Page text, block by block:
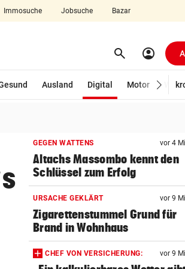
Immosuche Jobsuche Bazar
search Suchen
account_circle
Ausland Digital
Motor
GEGEN WATTENS vor 4
Altachs Massombo kennt den
Schlüssel zum Erfolg
URSACHE GEKLÄRT vor 9
Zigarettenstummel Grund für
Brand in Wohnhaus
CHEF VON VERSICHERUNG: vor 9